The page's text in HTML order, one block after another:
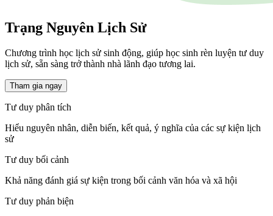
Trạng Nguyên Lịch Sử
Chương trình học lịch sử sinh động, giúp học sinh rèn luyện tư duy
lịch sử, sẵn sàng trở thành nhà lãnh đạo tương lai.
Tham gia ngay
Tư duy phân tích
Hiểu nguyên nhân, diễn biến, kết quả, ý nghĩa của các sự kiện lịch
sử
Tư duy bối cảnh
Khả năng đánh giá sự kiện trong bối cảnh văn hóa và xã hội
Tư duy phản biện